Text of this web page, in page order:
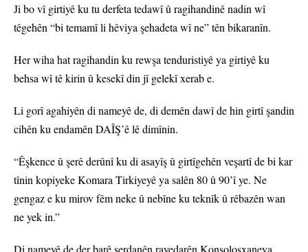
Ji bo vî girtiyê ku tu derfeta tedawî û ragihandinê nadin wî
têgehên “bi temamî li hêviya şehadeta wî ne” tên bikaranîn.
Her wiha hat ragihandin ku rewşa tenduristiyê ya girtiyê ku
behsa wî tê kirin û kesekî din jî gelekî xerab e.
Li gorî agahiyên di nameyê de, di demên dawî de hin girtî şandin
cihên ku endamên DAÎŞ’ê lê dimînin.
“Êşkence û şerê derûnî ku di asayîş û girtîgehên veşartî de bi kar
tînin kopiyeke Komara Tirkiyeyê ya salên 80 û 90’î ye. Ne
gengaz e ku mirov fêm neke û nebîne ku teknîk û rêbazên wan
ne yek in.”
Di nameyê de der barê serdanên rayedarên Konsolosxaneya